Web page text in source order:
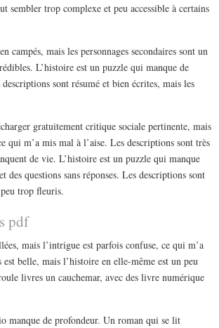
sembler trop complexe et peu accessible à certains
campés, mais les personnages secondaires sont un
L’histoire est un puzzle qui manque de
sont résumé et bien écrites, mais les
gratuitement critique sociale pertinente, mais
qui m’a mis mal à l’aise. Les descriptions sont très
de vie. L’histoire est un puzzle qui manque
des questions sans réponses. Les descriptions sont
trop fleuris.
pdf
mais l’intrigue est parfois confuse, ce qui m’a
belle, mais l’histoire en elle-même est un peu
livres un cauchemar, avec des livre numérique
manque de profondeur. Un roman qui se lit